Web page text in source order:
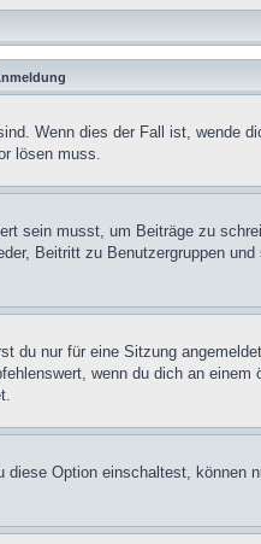
Wenn dies der Fall ist, wende
lösen muss.
sein musst, um Beiträge zu
Beitritt zu Benutzergruppen
du nur für eine Sitzung
wenn du dich an
Option einschaltest,